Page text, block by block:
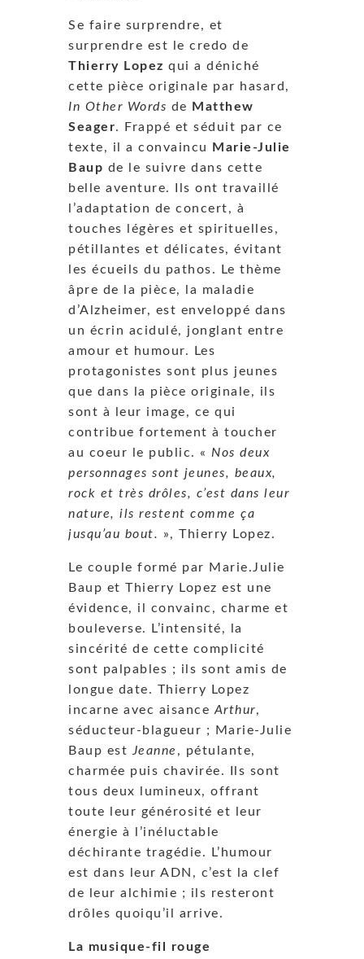
Se faire surprendre, et
surprendre est le credo de
Thierry Lopez qui a déniché
cette pièce originale par hasard,
In Other Words de
Matthew
Seager. Frappé et séduit par ce
texte, il a convaincu
Marie-Julie
Baup de le suivre dans cette
belle aventure. Ils ont travaillé
l’adaptation de concert, à
touches légères et spirituelles,
pétillantes et délicates, évitant
les écueils du pathos. Le thème
âpre de la pièce, la maladie
d’Alzheimer, est enveloppé dans
un écrin acidulé, jonglant entre
amour et humour. Les
protagonistes sont plus jeunes
que dans la pièce originale, ils
sont à leur image, ce qui
contribue fortement à toucher
au coeur le public. « Nos deux
personnages sont jeunes, beaux,
rock et très drôles, c’est dans leur
nature, ils restent comme ça
jusqu’au bout. », Thierry Lopez.
Le couple formé par Marie.Julie
Baup et Thierry Lopez est une
évidence, il convainc, charme et
bouleverse. L’intensité, la
sincérité de cette complicité
sont palpables ; ils sont amis de
longue date. Thierry Lopez
incarne avec aisance Arthur,
séducteur-blagueur ; Marie-Julie
Baup est Jeanne , pétulante,
charmée puis chavirée. Ils sont
tous deux lumineux, offrant
toute leur générosité et leur
énergie à l’inéluctable
déchirante tragédie. L’humour
est dans leur ADN, c’est la clef
de leur alchimie ; ils resteront
drôles quoiqu’il arrive.
La musique-fil rouge